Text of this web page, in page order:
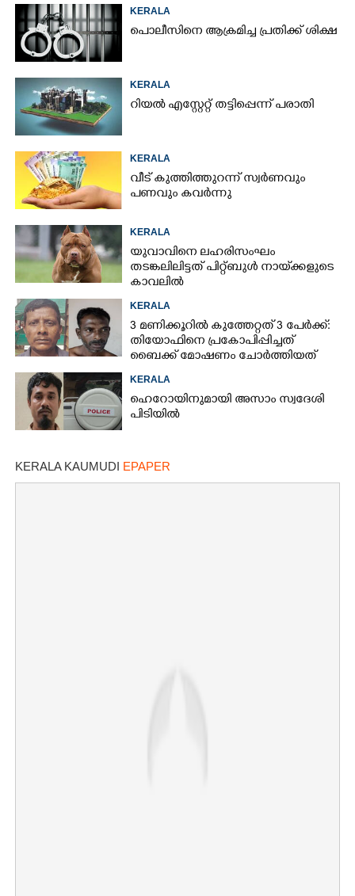
KERALA
പൊലീസിനെ ആക്രമിച്ച പ്രതിക്ക് ശിക്ഷ
KERALA
റിയൽ എസ്റ്റേറ്റ് തട്ടിപ്പെന്ന് പരാതി
KERALA
വീട് കുത്തിത്തുറന്ന് സ്വർണവും
പണവും കവർന്നു
KERALA
യുവാവിനെ ലഹരിസംഘം
തടങ്കലിലിട്ടത് പിറ്റ്ബുൾ നായ്‌ക്കളുടെ
കാവലിൽ
KERALA
3 മണിക്കൂറിൽ കുത്തേറ്റത് 3 പേർക്ക്:
തിയോഫിനെ പ്രകോപിപ്പിച്ചത്
ബൈക്ക് മോഷണം ചോർത്തിയത്
KERALA
ഹെറോയിനുമായി അസാം സ്വദേശി
പിടിയിൽ
KERALA KAUMUDI EPAPER